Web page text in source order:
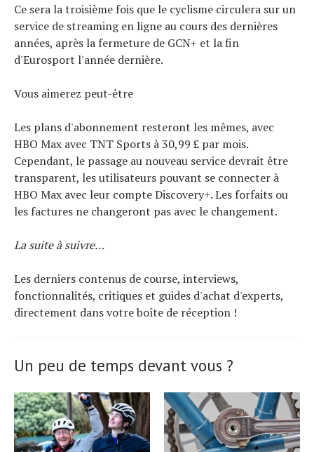
Ce sera la troisième fois que le cyclisme circulera sur un
service de streaming en ligne au cours des dernières
années, après la fermeture de GCN+ et la fin
d'Eurosport l'année dernière.
Vous aimerez peut-être
Les plans d'abonnement resteront les mêmes, avec
HBO Max avec TNT Sports à 30,99 £ par mois.
Cependant, le passage au nouveau service devrait être
transparent, les utilisateurs pouvant se connecter à
HBO Max avec leur compte Discovery+. Les forfaits ou
les factures ne changeront pas avec le changement.
La suite à suivre…
Les derniers contenus de course, interviews,
fonctionnalités, critiques et guides d'achat d'experts,
directement dans votre boîte de réception !
Un peu de temps devant vous ?